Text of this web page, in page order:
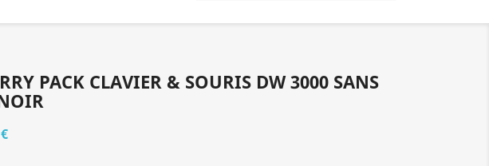
PACK CLAVIER & SOURIS DW 3000 SANS